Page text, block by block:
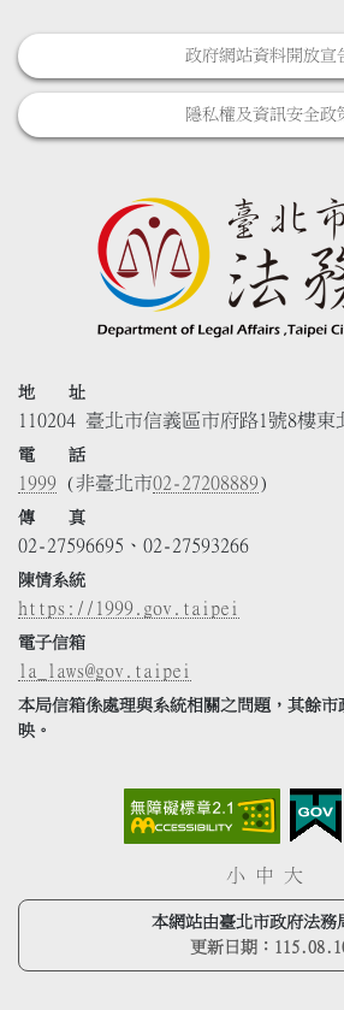
政府網站資料開放宣
隱私權及資訊安全政
地 址
110204 臺北市信義區市府路1號8樓東
電 話
1999 (非臺北市02-27208889)
傳 真
02-27596695、02-27593266
陳情系統
https://1999.gov.taipei
電子信箱
la_laws@gov.taipei
本局信箱係處理與系統相關之問題，其餘
映。
小 中 大
本網站由臺北市政府法務
更新日期：